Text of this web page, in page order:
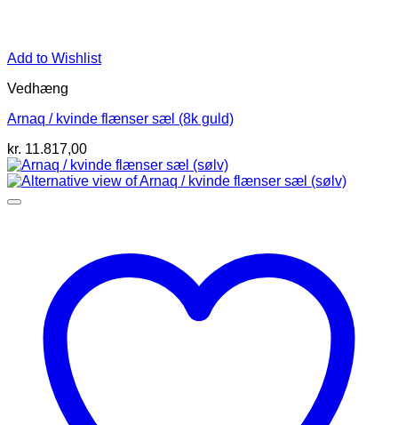
Add to Wishlist
Vedhæng
Arnaq / kvinde flænser sæl (8k guld)
kr. 11.817,00